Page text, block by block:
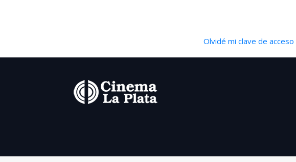
Olvidé mi clave de acceso